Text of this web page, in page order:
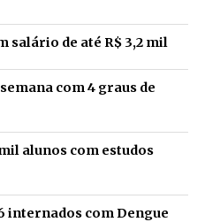
salário de até R$ 3,2 mil
com 4 graus de
alunos com estudos
internados com Dengue